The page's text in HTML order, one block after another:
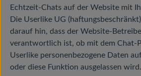
Echtzeit-Chats auf der Website mit
Die Userlike UG
darauf hin, dass der Website-
verantwortlich ist, ob mit dem Chat-
Userlike personenbezogene Daten
oder diese Funktion ausgelassen wird.